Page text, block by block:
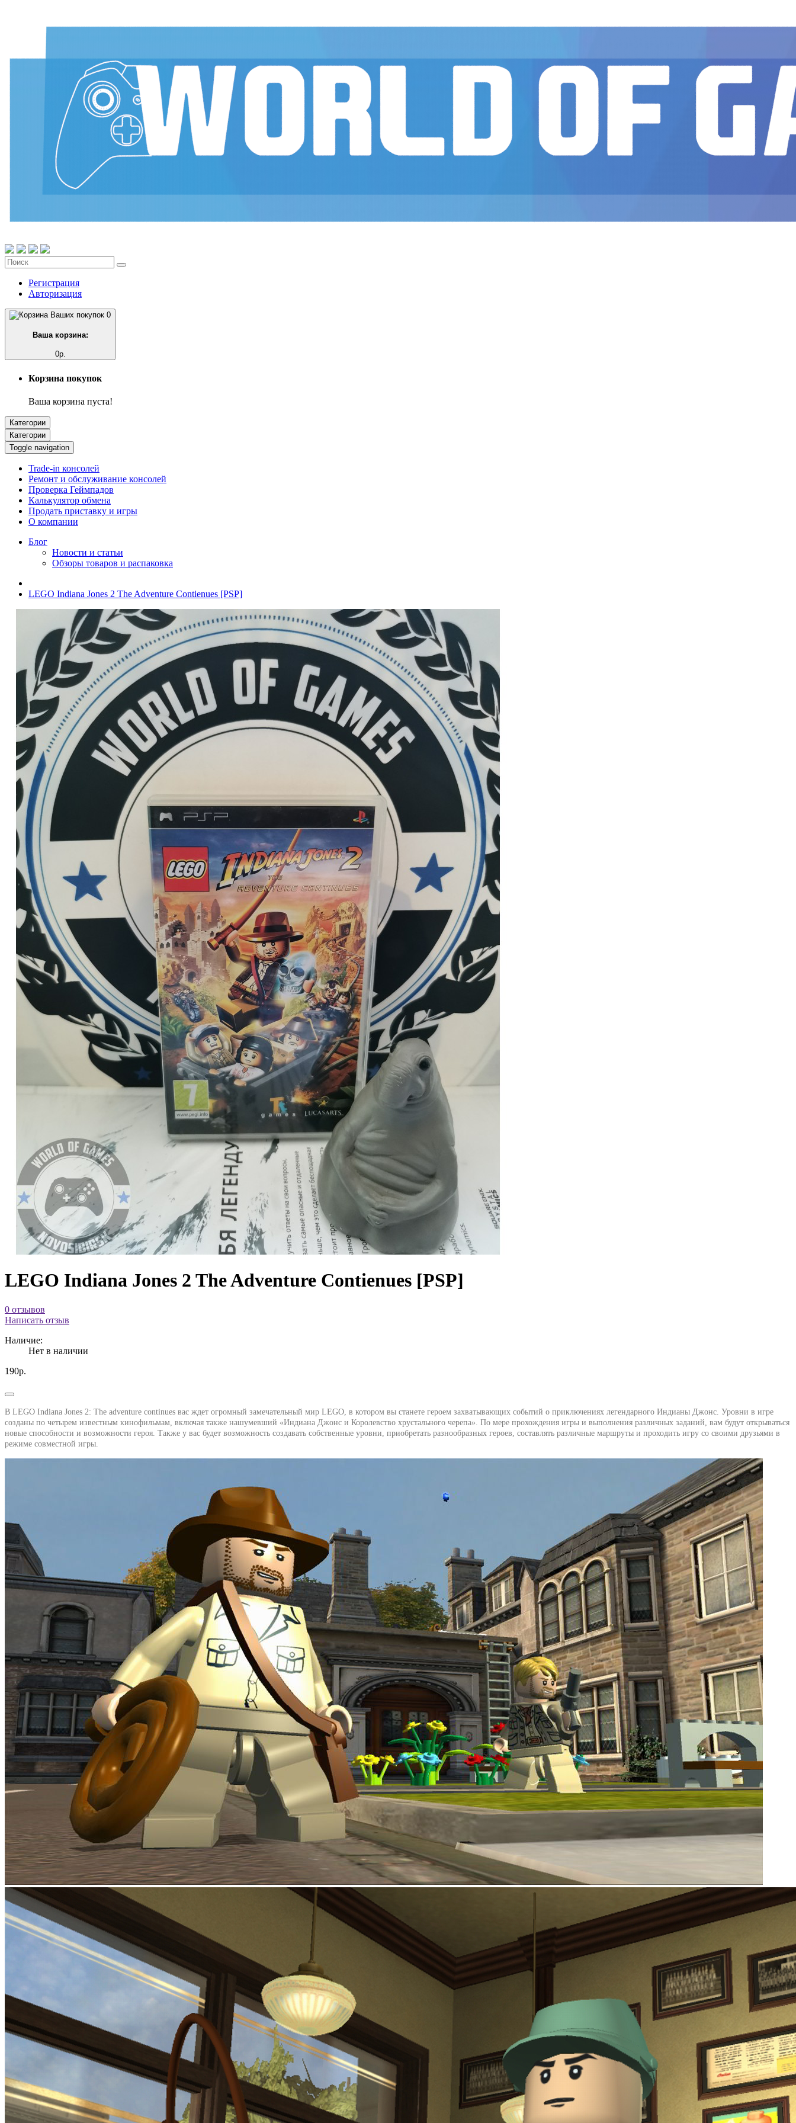
Регистрация
Авторизация
0
Ваша корзина:
0р.
Корзина покупок
Ваша корзина пуста!
Категории
Категории
Toggle navigation
Trade-in консолей
Ремонт и обслуживание консолей
Проверка Геймпадов
Калькулятор обмена
Продать приставку и игры
О компании
Блог
Новости и статьи
Обзоры товаров и распаковка
LEGO Indiana Jones 2 The Adventure Contienues [PSP]
LEGO Indiana Jones 2 The Adventure Contienues [PSP]
0 отзывов
Написать отзыв
Наличие:
Нет в наличии
190р.
В LEGO Indiana Jones 2: The adventure continues вас ждет огромный замечательный мир LEGO, в котором вы станете героем захватывающих событий о приключениях легендарного Индианы Джонс. Уровни в игре
созданы по четырем известным кинофильмам, включая также нашумевший «Индиана Джонс и Королевство хрустального черепа». По мере прохождения игры и выполнения различных заданий, вам будут открываться
новые способности и возможности героя. Также у вас будет возможность создавать собственные уровни, приобретать разнообразных героев, составлять различные маршруты и проходить игру со своими друзьями в
режиме совместной игры.